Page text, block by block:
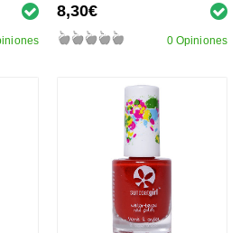
8,30€
0 Opiniones